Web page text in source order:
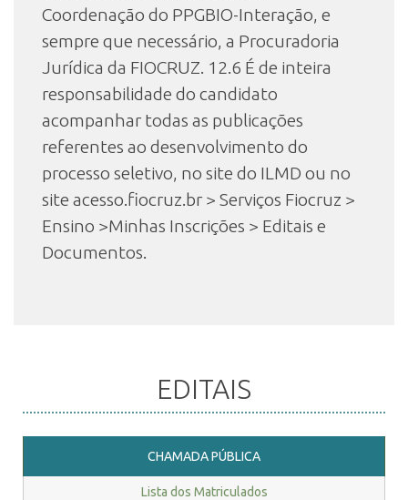
Coordenação do PPGBIO-Interação, e
sempre que necessário, a Procuradoria
Jurídica da FIOCRUZ. 12.6 É de inteira
responsabilidade do candidato
acompanhar todas as publicações
referentes ao desenvolvimento do
processo seletivo, no site do ILMD ou no
site acesso.fiocruz.br > Serviços Fiocruz >
Ensino >Minhas Inscrições > Editais e
Documentos.
EDITAIS
CHAMADA PÚBLICA
Lista dos Matriculados